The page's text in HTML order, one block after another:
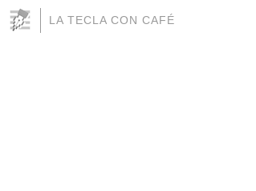
LA TECLA CON CAFÉ